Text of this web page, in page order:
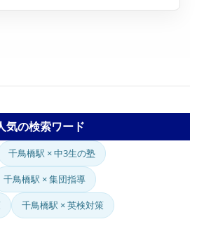
気の検索ワード
千鳥橋駅 × 中3生の塾
千鳥橋駅 × 集団指導
千鳥橋駅 × 英検対策